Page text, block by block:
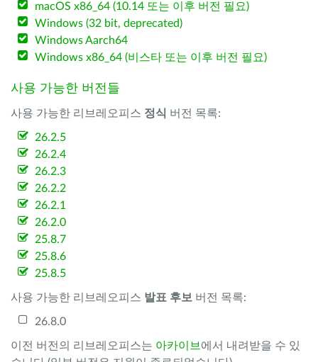
macOS x86_64 (10.14 또는 이후 버전 필요)
Windows (32 bit, deprecated)
Windows Aarch64
Windows x86_64 (비스타 또는 이후 버전 필요)
사용 가능한 버전들
사용 가능한 리브레오피스 정식 버전 목록:
26.2.5
26.2.4
26.2.3
26.2.2
26.2.1
26.2.0
25.8.7
25.8.6
25.8.5
사용 가능한 리브레오피스 발표 후보 버전 목록:
26.8.0
이전 버전의 리브레오피스는 아카이브 에서 내려받을 수 있